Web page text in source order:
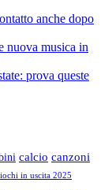
anche dopo
nuova musica in
prova queste
calcio canzoni
in uscita 2025